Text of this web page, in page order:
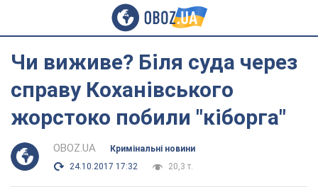
Чи виживе? Біля суда через
справу Коханівського
жорстоко побили "кіборга"
OBOZ.UA
Кримінальні новини
24.10.2017 17:32
20,3 т.